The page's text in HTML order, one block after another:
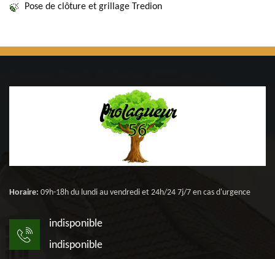
Pose de clôture et grillage Tredion
Horaire: 09h-18h du lundi au vendredi et 24h/24 7j/7 en cas d'urgence
indisponible
indisponible